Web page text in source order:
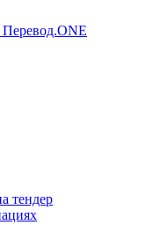
тендер